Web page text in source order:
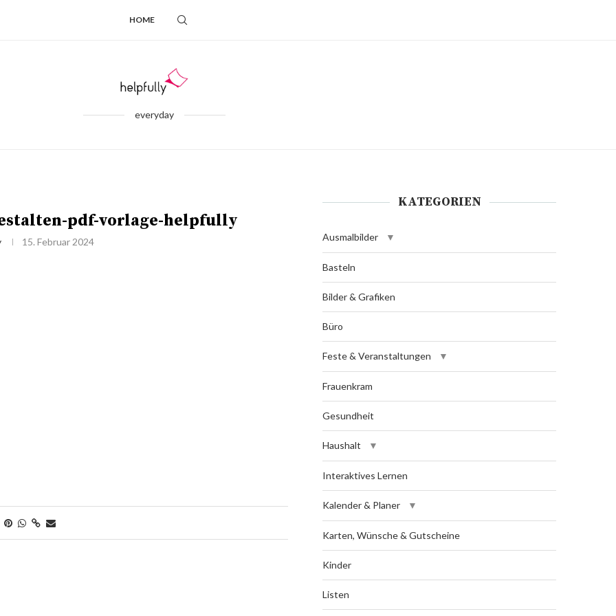
HOME
everyday
pdf-vorlage-helpfully
15. Februar 2024
KATEGORIEN
Ausmalbilder
Basteln
Bilder & Grafiken
Büro
Feste & Veranstaltungen
Frauenkram
Gesundheit
Haushalt
Interaktives Lernen
Kalender & Planer
Karten, Wünsche & Gutscheine
Kinder
Listen